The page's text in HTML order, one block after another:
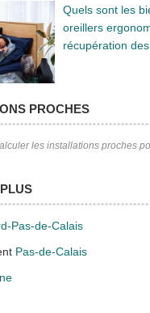
Quels sont les
oreillers
récupération
PROCHES
les installations proches
Pas-de-Calais
Pas-de-Calais